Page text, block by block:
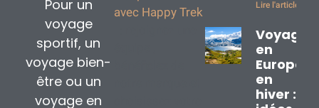
Pour un
voyage
sportif, un
voyage bien-
être ou un
voyage en
avec Happy Trek
Lire l'article »
Voyage
en
Europe
en
hiver : 3